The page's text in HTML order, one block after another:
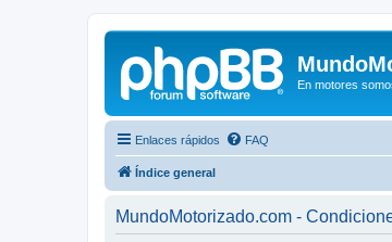
En motores
Enlaces rápidos FAQ
Índice general
MundoMotorizado.com -